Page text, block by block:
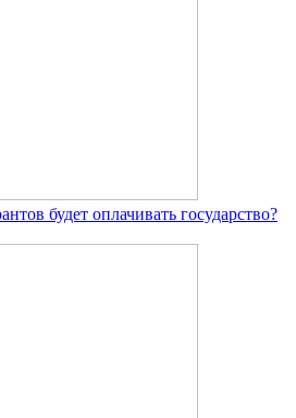
будет оплачивать государство?